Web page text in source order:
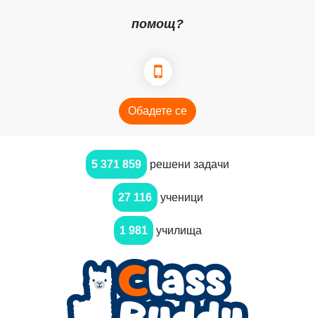
помощ?
Обадете се
5 371 859 решени задачи
27 116 ученици
1 981 училища